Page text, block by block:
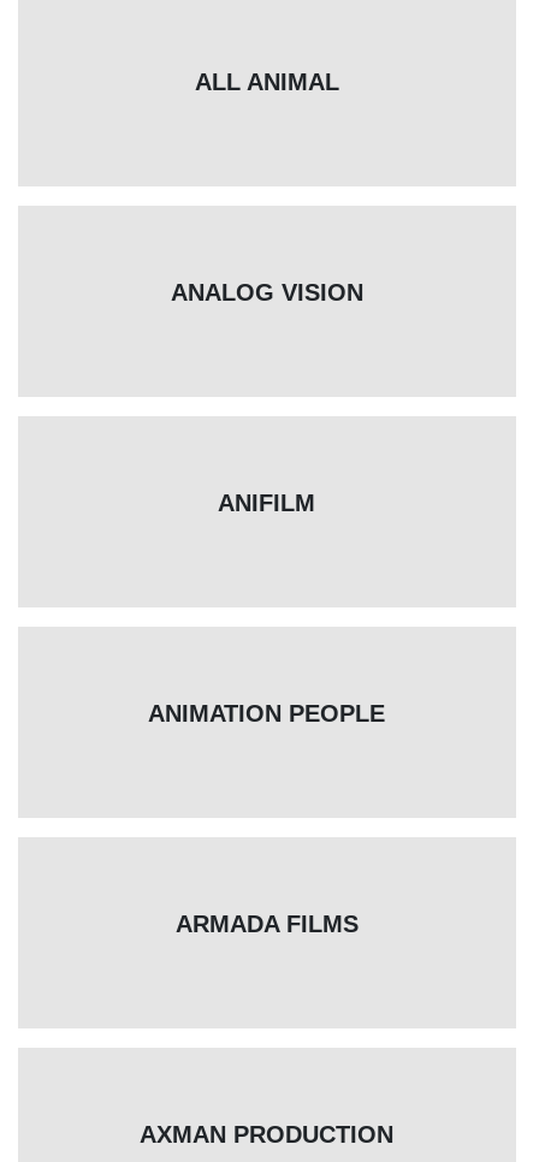
ALL ANIMAL
ANALOG VISION
ANIFILM
ANIMATION PEOPLE
ARMADA FILMS
AXMAN PRODUCTION